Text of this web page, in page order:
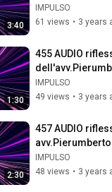
3:40
IMPULSO
61 views • 3 years
1:30
455 AUDIO
IMPULSO
49 views • 3 years
2:30
457 AUDIO
un cittadino
politica?
IMPULSO
48 views • 3 years